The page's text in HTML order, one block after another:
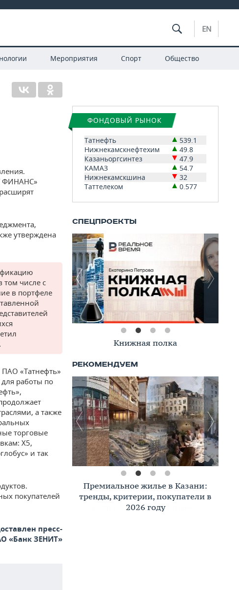
EN
Мероприятия Спорт Общество
ФИНАНС»
утверждена
том числе с
в портфеле
«Татнефть»
работы по
а также
торговые
Х5,
и так
покупателей
пресс-
«Банк ЗЕНИТ»
ФОНДОВЫЙ РЫНОК
Татнефть
539.1
Нижнекамскнефтехим
49.8
Казаньоргсинтез
47.9
КАМАЗ
54.7
Нижнекамскшина
32
Таттелеком
0.577
Книжная полка
Премиальное жилье в Казани:
тренды, критерии, покупатели в
2026 году